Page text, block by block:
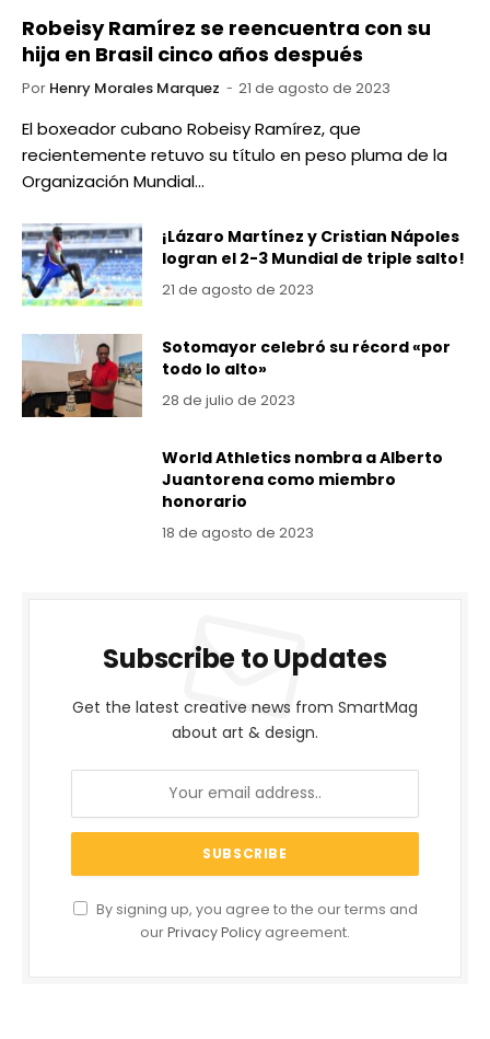
Robeisy Ramírez se reencuentra con su
hija en Brasil cinco años después
Por Henry Morales Marquez 21 de agosto de 2023
El boxeador cubano Robeisy Ramírez, que
recientemente retuvo su título en peso pluma de la
Organización Mundial…
¡Lázaro Martínez y Cristian Nápoles
logran el 2-3 Mundial de triple salto!
21 de agosto de 2023
Sotomayor celebró su récord «por
todo lo alto»
28 de julio de 2023
World Athletics nombra a Alberto
Juantorena como miembro
honorario
18 de agosto de 2023
Subscribe to Updates
Get the latest creative news from SmartMag
about art & design.
By signing up, you agree to the our terms and
ourPrivacy Policy agreement.